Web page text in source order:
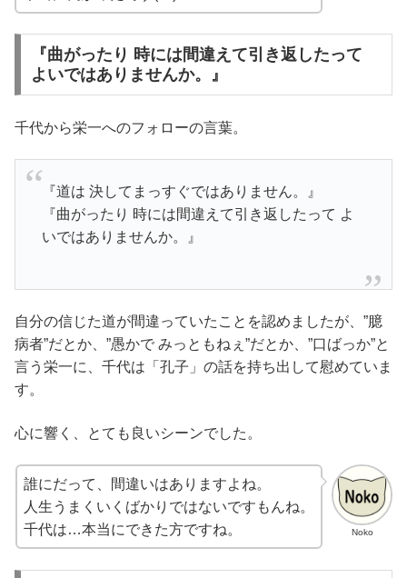
『曲がったり 時には間違えて引き返したって
よいではありませんか。』
千代から栄一へのフォローの言葉。
『道は 決してまっすぐではありません。』
『曲がったり 時には間違えて引き返したって よ
いではありませんか。』
自分の信じた道が間違っていたことを認めましたが、”臆
病者”だとか、”愚かで みっともねぇ”だとか、”口ばっか”と
言う栄一に、千代は「孔子」の話を持ち出して慰めていま
す。
心に響く、とても良いシーンでした。
Noko
誰にだって、間違いはありますよね。
人生うまくいくばかりではないですもんね。
千代は…本当にできた方ですね。